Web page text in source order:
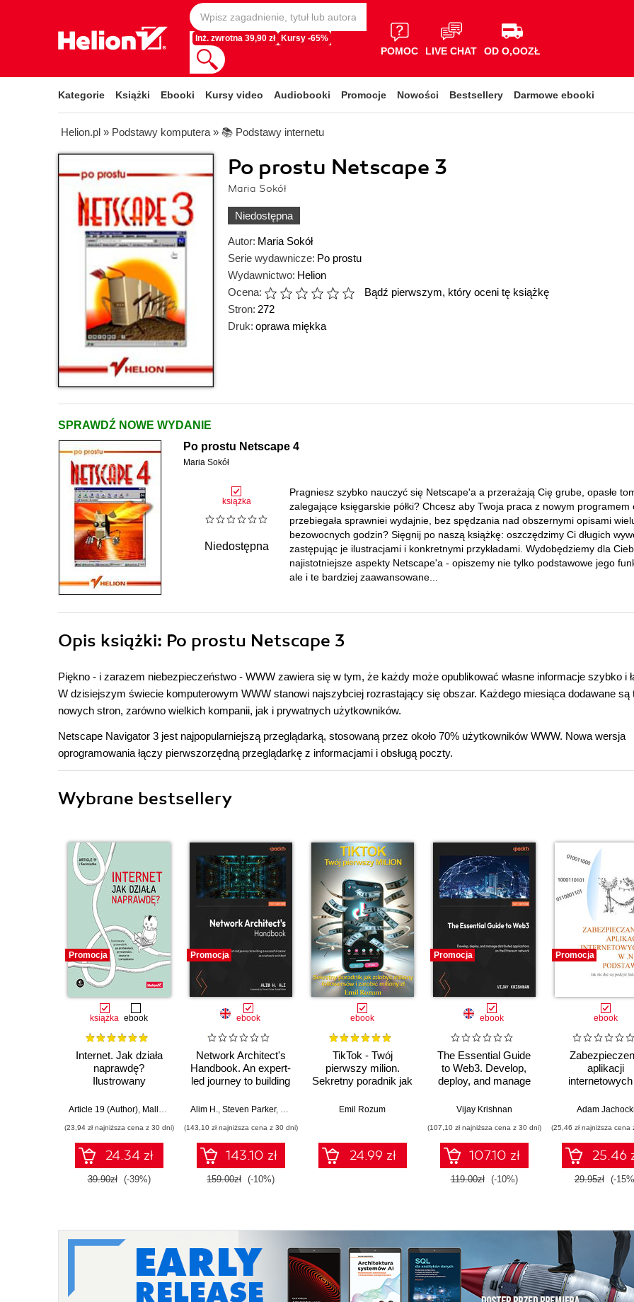
Inż. zwrotna 39,90 zł Kursy -65%
POMOC LIVE CHAT OD O,OOZŁ
Kategorie Książki Ebooki Kursy video Audiobooki Promocje Nowości Bestsellery Darmowe ebooki
Helion.pl » Podstawy komputera » 📚 Podstawy internetu
Po prostu Netscape 3
Maria Sokół
Niedostępna
Autor: Maria Sokół
Serie wydawnicze: Po prostu
Wydawnictwo: Helion
Ocena:
Bądź pierwszym, który oceni tę książkę
Stron: 272
Druk: oprawa miękka
SPRAWDŹ NOWE WYDANIE
Po prostu Netscape 4
Maria Sokół
książka
Niedostępna
Pragniesz szybko nauczyć się Netscape'a a przerażają Cię grube, opasłe
zalegające księgarskie półki? Chcesz aby Twoja praca z nowym programem
przebiegała sprawniei wydajnie, bez spędzania nad obszernymi opisami
bezowocnych godzin? Sięgnij po naszą książkę: oszczędzimy Ci długich
zastępując je ilustracjami i konkretnymi przykładami. Wydobędziemy dla
najistotniejsze aspekty Netscape'a - opiszemy nie tylko podstawowe jego
ale i te bardziej zaawansowane...
Opis książki: Po prostu Netscape 3
Piękno - i zarazem niebezpieczeństwo - WWW zawiera się w tym, że każdy może opublikować własne informacje szybko i
W dzisiejszym świecie komputerowym WWW stanowi najszybciej rozrastający się obszar. Każdego miesiąca dodawane są
nowych stron, zarówno wielkich kompanii, jak i prywatnych użytkowników.
Netscape Navigator 3 jest najpopularniejszą przeglądarką, stosowaną przez około 70% użytkowników WWW. Nowa wersja
oprogramowania łączy pierwszorzędną przeglądarkę z informacjami i obsługą poczty.
Wybrane bestsellery
Promocja
książka ebook
Internet. Jak działa
naprawdę?
Ilustrowany
protokołach,
cenzurze i
zarządzaniu
Article 19 (Author), Mallory Knodel (Contributor) ,Ulrike Uhlig i in.
(23,94 zł najniższa cena z 30 dni)
24.34 zł
39.90zł (-39%)
Promocja
ebook
Network Architect's
Handbook. An expert-
led journey to building
as a network
Alim H., Steven Parker, Russell Ware
(143,10 zł najniższa cena z 30 dni)
143.10 zł
159.00zł (-10%)
ebook
TikTok - Twój
pierwszy milion.
Sekretny poradnik jak
followersów i zarobić
Emil Rozum
24.99 zł
Promocja
ebook
The Essential Guide
to Web3. Develop,
deploy, and manage
applications on the
Vijay Krishnan
(107,10 zł najniższa cena z 30 dni)
107.10 zł
119.00zł (-10%)
Promocja
ebook
aplikacji
Adam Jachocki
(25,46 zł najniższa cena
25.46
29.95zł (-